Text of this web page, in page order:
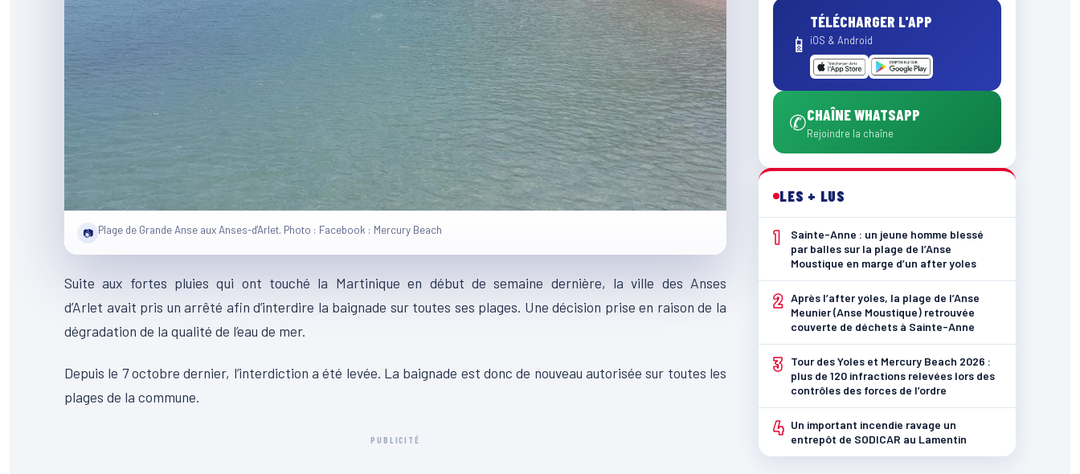
📷 Plage de Grande Anse aux Anses-d'Arlet. Photo : Facebook : Mercury Beach
Suite aux fortes pluies qui ont touché la Martinique en début de semaine dernière, la ville des Anses
d’Arlet avait pris un arrêté afin d’interdire la baignade sur toutes ses plages. Une décision prise en raison de la
dégradation de la qualité de l’eau de mer.
Depuis le 7 octobre dernier, l’interdiction a été levée. La baignade est donc de nouveau autorisée sur toutes les
plages de la commune.
PUBLICITÉ
📱
TÉLÉCHARGER L'APP
iOS & Android
✆CHAÎNE WHATSAPP
Rejoindre la chaîne
LES + LUS
1
Sainte-Anne : un jeune homme blessé
par balles sur la plage de l’Anse
Moustique en marge d’un after yoles
2 Après l’after yoles, la plage de l’Anse
Meunier (Anse Moustique) retrouvée
couverte de déchets à Sainte-Anne
3
Tour des Yoles et Mercury Beach 2026 :
plus de 120 infractions relevées lors des
contrôles des forces de l’ordre
4 Un important incendie ravage un
entrepôt de SODICAR au Lamentin